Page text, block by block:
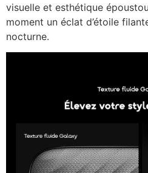
visuelle et esthétique
moment un éclat d’étoile
nocturne.